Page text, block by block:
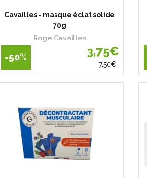
Cavailles - masque éclat solide
70g
Roge Cavailles
3,75€
7,50€
-50%